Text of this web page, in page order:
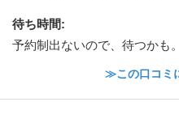
待ち時間:
予約制出ないので、待つかも。
≫この口コミ